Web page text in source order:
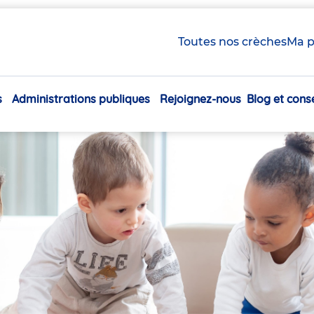
Toutes nos crèchesMa
Navigation
Administrations publiques Rejoignez-nous Blog et